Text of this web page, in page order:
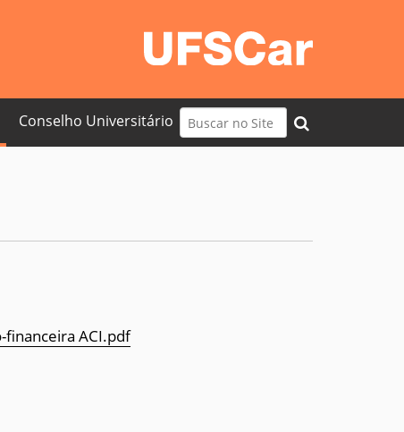
Busca
Busca Avançada…
Conselho Universitário
financeira ACI.pdf